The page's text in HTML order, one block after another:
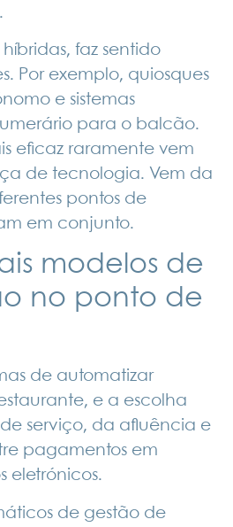
faz sentido
Por exemplo, quiosques
e sistemas
para o balcão.
eficaz raramente vem
de tecnologia. Vem da
pontos de
em conjunto.
modelos de
no ponto de
de automatizar
e a escolha
serviço, da afluência e
pagamentos em
eletrónicos.
de gestão de